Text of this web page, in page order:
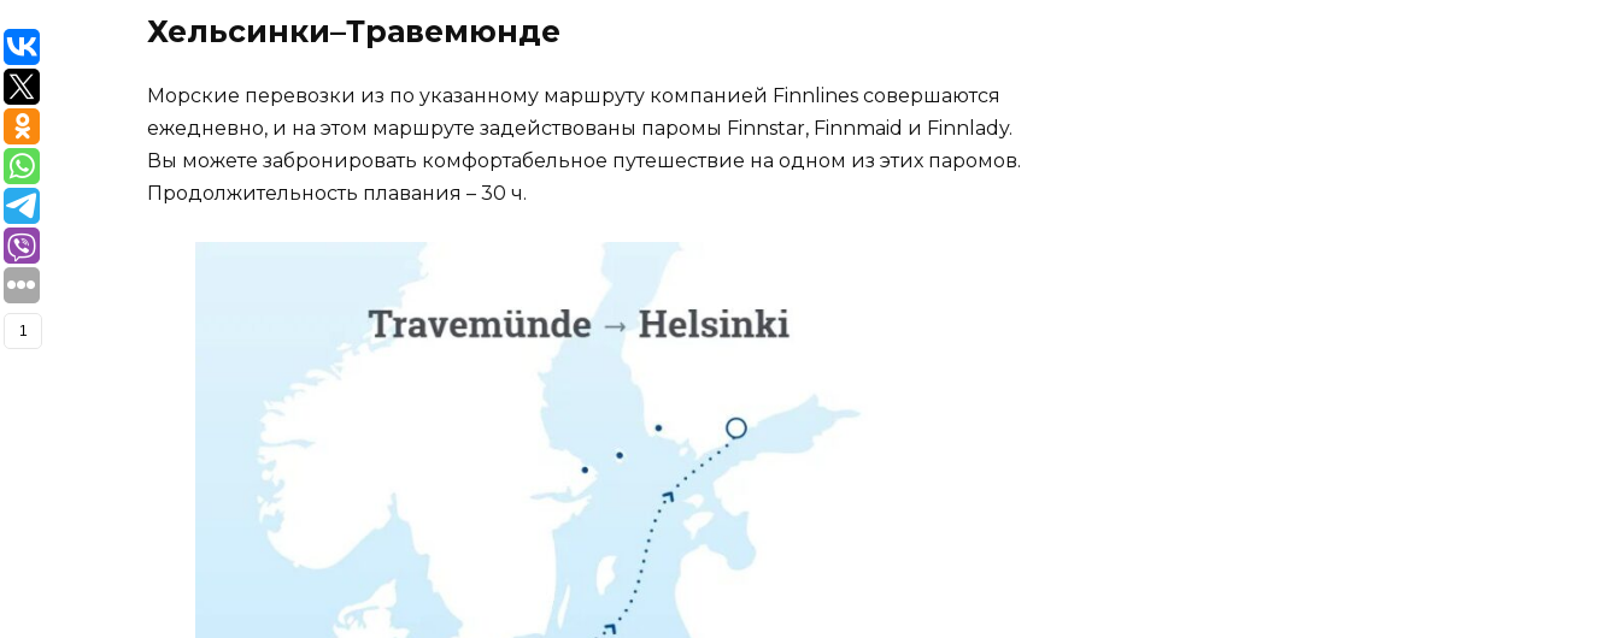
Хельсинки–Травемюнде
Морские перевозки из по указанному маршруту компанией Finnlines совершаются
ежедневно, и на этом маршруте задействованы паромы Finnstar, Finnmaid и Finnlady.
Вы можете забронировать комфортабельное путешествие на одном из этих паромов.
Продолжительность плавания – 30 ч.
1